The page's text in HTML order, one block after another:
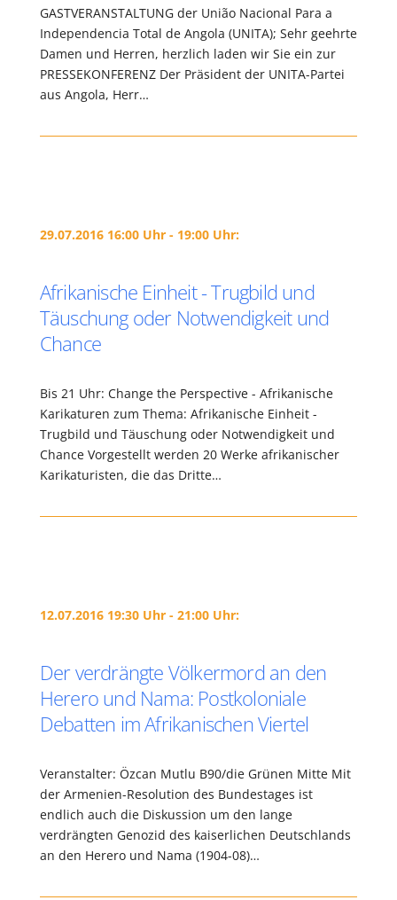
GASTVERANSTALTUNG der União Nacional Para a
Independencia Total de Angola (UNITA); Sehr geehrte
Damen und Herren, herzlich laden wir Sie ein zur
PRESSEKONFERENZ Der Präsident der UNITA-Partei
aus Angola, Herr…
29.07.2016 16:00 Uhr - 19:00 Uhr:
Afrikanische Einheit - Trugbild und
Täuschung oder Notwendigkeit und
Chance
Bis 21 Uhr: Change the Perspective - Afrikanische
Karikaturen zum Thema: Afrikanische Einheit -
Trugbild und Täuschung oder Notwendigkeit und
Chance Vorgestellt werden 20 Werke afrikanischer
Karikaturisten, die das Dritte…
12.07.2016 19:30 Uhr - 21:00 Uhr:
Der verdrängte Völkermord an den
Herero und Nama: Postkoloniale
Debatten im Afrikanischen Viertel
Veranstalter: Özcan Mutlu B90/die Grünen Mitte Mit
der Armenien-Resolution des Bundestages ist
endlich auch die Diskussion um den lange
verdrängten Genozid des kaiserlichen Deutschlands
an den Herero und Nama (1904-08)…